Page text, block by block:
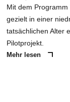
Mit dem
gezielt in einer
tatsächlichen Alter
Pilotprojekt.
Mehr lesen